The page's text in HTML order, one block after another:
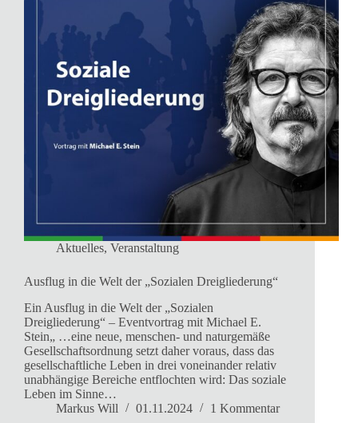
Aktuelles, Veranstaltung
Ausflug in die Welt der „Sozialen Dreigliederung“
Ein Ausflug in die Welt der „Sozialen
Dreigliederung“ – Eventvortrag mit Michael E.
Stein„ …eine neue, menschen- und naturgemäße
Gesellschaftsordnung setzt daher voraus, dass das
gesellschaftliche Leben in drei voneinander relativ
unabhängige Bereiche entflochten wird: Das soziale
Leben im Sinne…
Markus Will
01.11.2024 1 Kommentar